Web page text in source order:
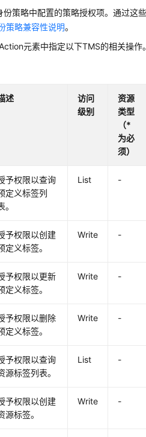
份策略中配置的策略授权项。通过这
策略兼容性说明。
元素中指定以下TMS的相关操作。
述
访问
级别
资源
类型
（*
为必
须）
予权限以查询
定义标签列
。
List -
予权限以创建
定义标签。
Write -
予权限以更新
定义标签。
Write -
予权限以删除
定义标签。
Write -
予权限以查询
源标签列表。
List -
予权限以创建
源标签。
Write -